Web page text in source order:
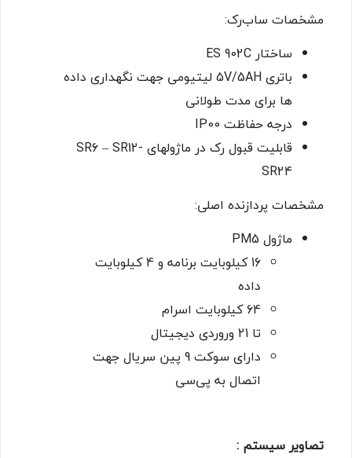
مشخصات ساب‌رک:
ساختار ES 902C
باتری 5V/5AH لیتیومی جهت نگهداری داده
ها برای مدت طولانی
درجه حفاظت IP00
قابلیت قبول رک در ماژولهای SR6 – SR12-
SR24
مشخصات پردازنده اصلی:
ماژول PM5
16 کیلوبایت برنامه و 4 کیلوبایت
داده
64 کیلوبایت اسرام
تا 21 وروردی دیجیتال
دارای سوکت 9 پین سریال جهت
اتصال به پی‌سی
تصاویر سیستم :